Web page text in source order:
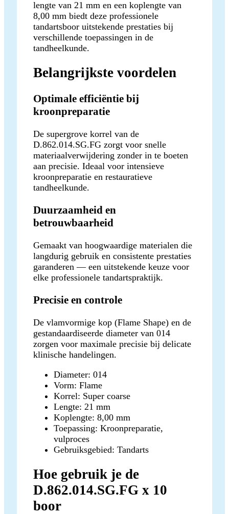
lengte van 21 mm en een koplengte van
8,00 mm biedt deze professionele
tandartsboor uitstekende prestaties bij
verschillende toepassingen in de
tandheelkunde.
Belangrijkste voordelen
Optimale efficiëntie bij
kroonpreparatie
De supergrove korrel van de
D.862.014.SG.FG zorgt voor snelle
materiaalverwijdering zonder in te boeten
aan precisie. Ideaal voor intensieve
kroonpreparatie en restauratieve
tandheelkunde.
Duurzaamheid en
betrouwbaarheid
Gemaakt van hoogwaardige materialen die
langdurig gebruik en consistente prestaties
garanderen — een uitstekende keuze voor
elke professionele tandartspraktijk.
Precisie en controle
De vlamvormige kop (Flame Shape) en de
gestandaardiseerde diameter van 014
zorgen voor maximale precisie bij delicate
klinische handelingen.
Diameter: 014
Vorm: Flame
Korrel: Super coarse
Lengte: 21 mm
Koplengte: 8,00 mm
Toepassing: Kroonpreparatie,
vulproces
Gebruiksgebied: Tandarts
Hoe gebruik je de
D.862.014.SG.FG x 10
boor